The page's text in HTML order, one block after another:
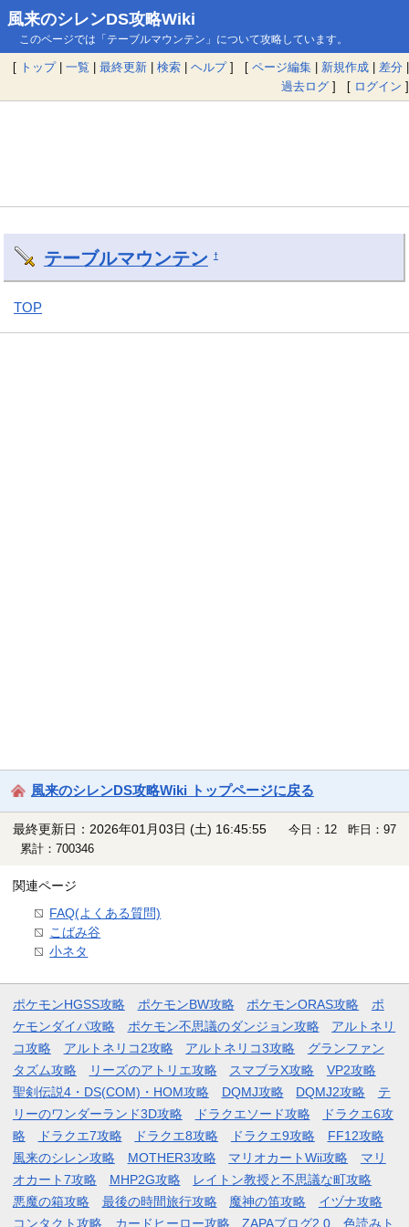
風来のシレンDS攻略Wiki
このページでは「テーブルマウンテン」について攻略しています。
[ トップ| 一覧 | 最終更新 | 検索 | ヘルプ] [ ページ編集 | 新規作成 | 差分 |
過去ログ ] [ ログイン ]
テーブルマウンテン †
TOP
風来のシレンDS攻略Wiki トップページに戻る
最終更新日：2026年01月03日 (土) 16:45:55
今日：12 昨日：97
累計：700346
関連ページ
FAQ(よくある質問)
こばみ谷
小ネタ
ポケモンHGSS攻略 ポケモンBW攻略 ポケモンORAS攻略
ポ
ケモンダイパ攻略
ポケモン不思議のダンジョン攻略
アルトネリ
コ攻略
アルトネリコ2攻略 アルトネリコ3攻略
グランファン
タズム攻略
リーズのアトリエ攻略 スマブラX攻略
VP2攻略
聖剣伝説4・DS(COM)・HOM攻略
DQMJ攻略 DQMJ2攻略
テ
リーのワンダーランド3D攻略
ドラクエソード攻略
ドラクエ6攻
略
ドラクエ7攻略 ドラクエ8攻略 ドラクエ9攻略
FF12攻略
風来のシレン攻略
MOTHER3攻略 マリオカートWii攻略
マリ
オカート7攻略
MHP2G攻略
レイトン教授と不思議な町攻略
悪魔の箱攻略
最後の時間旅行攻略 魔神の笛攻略
イヅナ攻略
コンタクト攻略
カードヒーロー攻略 ZAPAブログ2.0 色読みト